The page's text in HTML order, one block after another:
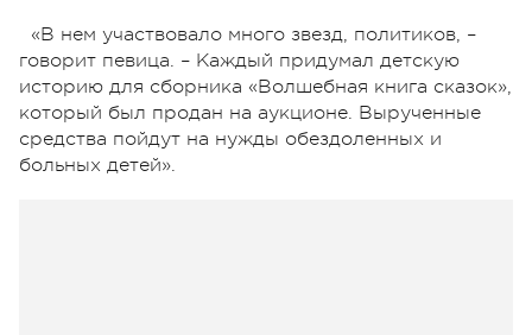
«В нем участвовало много звезд, политиков, –
говорит певица. – Каждый придумал детскую
историю для сборника «Волшебная книга сказок»,
который был продан на аукционе. Вырученные
средства пойдут на нужды обездоленных и
больных детей».